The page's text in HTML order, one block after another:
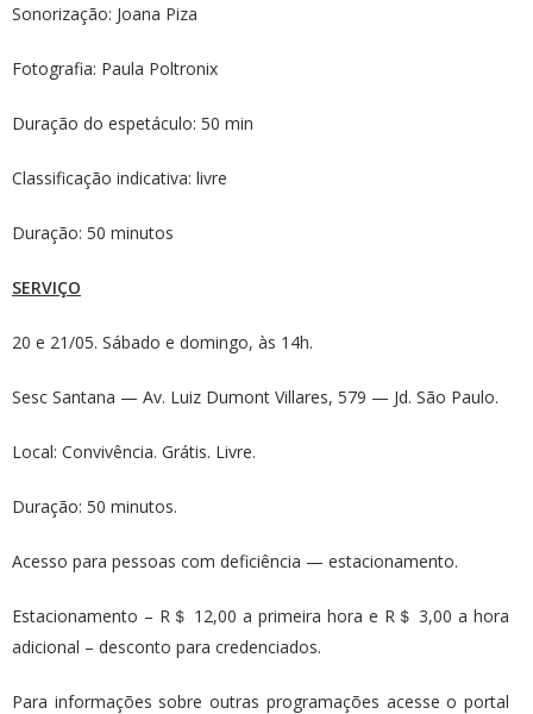
Sonorização: Joana Piza
Fotografia: Paula Poltronix
Duração do espetáculo: 50 min
Classificação indicativa: livre
Duração: 50 minutos
SERVIÇO
20 e 21/05. Sábado e domingo, às 14h.
Sesc Santana — Av. Luiz Dumont Villares, 579 — Jd. São Paulo.
Local: Convivência. Grátis. Livre.
Duração: 50 minutos.
Acesso para pessoas com deficiência — estacionamento.
Estacionamento – R＄ 12,00 a primeira hora e R＄ 3,00 a hora
adicional – desconto para credenciados.
Para informações sobre outras programações acesse o portal